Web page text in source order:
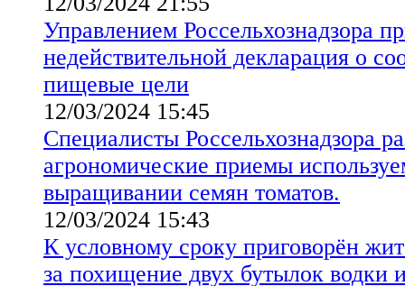
Управлением Россельхознадзора
недействительной декларация о
пищевые цели
12/03/2024 15:45
Специалисты Россельхознадзора
агрономические приемы
выращивании семян томатов.
12/03/2024 15:43
К условному сроку приговорён
за похищение двух бутылок водки